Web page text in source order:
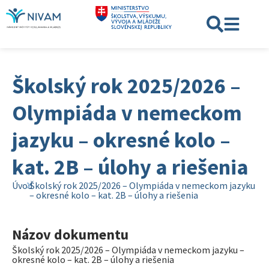
Školský rok 2025/2026 –
Olympiáda v nemeckom
jazyku – okresné kolo –
kat. 2B – úlohy a riešenia
ÚvodŠkolský rok 2025/2026 – Olympiáda v nemeckom jazyku
– okresné kolo – kat. 2B – úlohy a riešenia
Názov dokumentu
Školský rok 2025/2026 – Olympiáda v nemeckom jazyku –
okresné kolo – kat. 2B – úlohy a riešenia